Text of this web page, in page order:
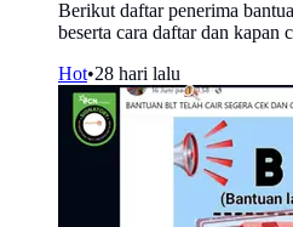
Berikut daftar penerima
beserta cara daftar dan kapan
Hot•28 hari lalu